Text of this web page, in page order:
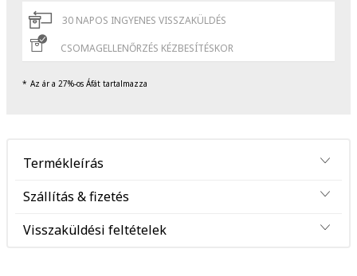
30 NAPOS INGYENES VISSZAKÜLDÉS
CSOMAGELLENŐRZÉS KÉZBESÍTÉSKOR
Az ár a 27%-os Áfát tartalmazza
Termékleírás
Szállítás & fizetés
Visszaküldési feltételek